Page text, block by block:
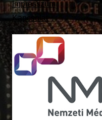
Impresszum
Kapcsolat